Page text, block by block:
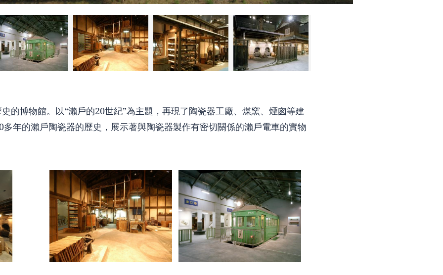
的博物館。以“瀨戶的20世紀”為主題，再現了陶瓷器工廠、煤窯、煙囪等建
年的瀨戶陶瓷器的歷史，展示著與陶瓷器製作有密切關係的瀨戶電車的實物